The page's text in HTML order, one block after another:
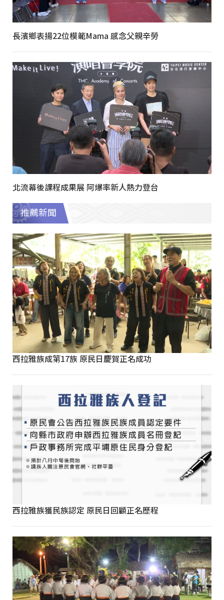
長濱鄉表揚22位模範Mama 感念父親辛勞
北流幕後課程成果展 阿爆率新人熱力登台
推薦新聞
西拉雅族成第17族 原民日慶賀正名成功
西拉雅族獲民族認定 原民日回顧正名歷程